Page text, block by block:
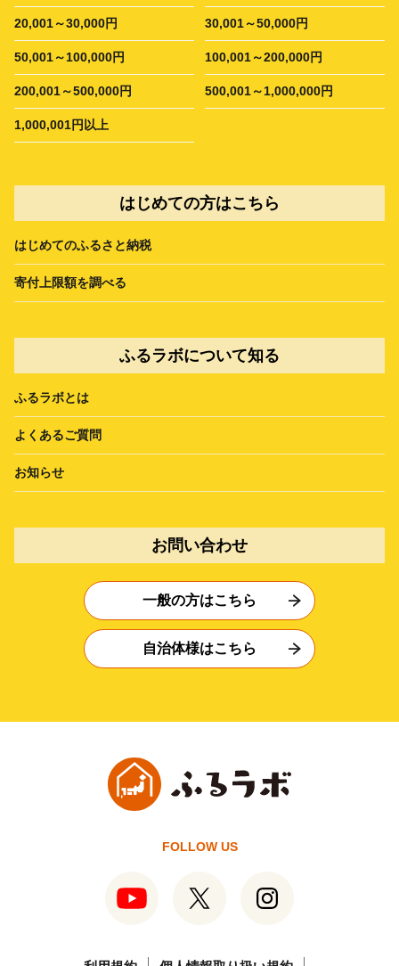
20,001～30,000円 30,001～50,000円
50,001～100,000円 100,001～200,000円
200,001～500,000円 500,001～1,000,000円
1,000,001円以上
はじめての方はこちら
はじめてのふるさと納税
寄付上限額を調べる
ふるラボについて知る
ふるラボとは
よくあるご質問
お知らせ
お問い合わせ
一般の方はこちら
自治体様はこちら
FOLLOW US